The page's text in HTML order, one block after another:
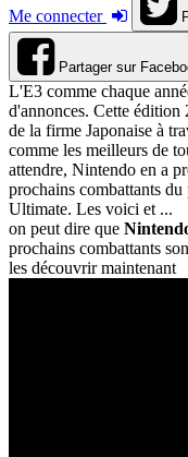
Me connecter
Partager sur
L'E3 comme chaque
d'annonces. Cette édition
de la firme Japonaise à
comme les meilleurs de
attendre, Nintendo en a
prochains combattants
Ultimate. Les voici et ...
on peut dire que
prochains combattants
les découvrir maintenant